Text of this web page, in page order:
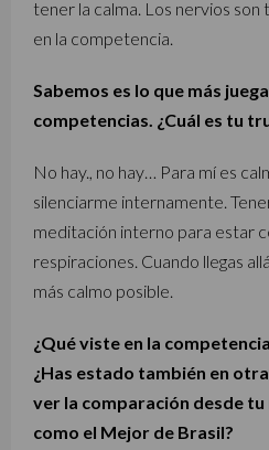
tener la calma. Los nervios son
en la competencia.
Sabemos es lo que más
competencias. ¿Cuál es tu
No hay., no hay… Para mí es
silenciarme internamente.
meditación interno para estar
respiraciones. Cuando llegas
más calmo posible.
¿Qué viste en la
¿Has estado también en
ver la comparación desde
como el Mejor de Brasil?